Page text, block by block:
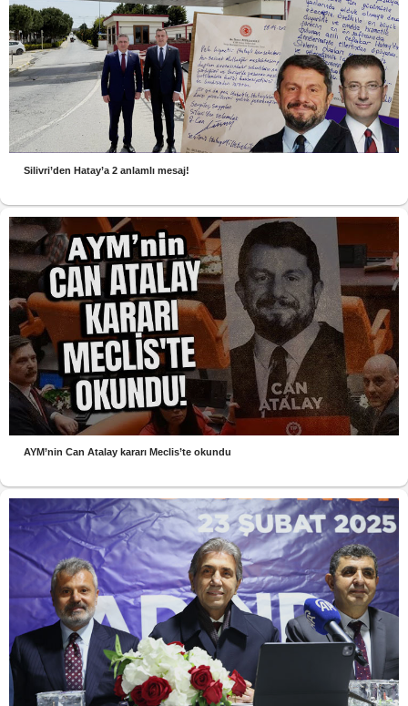
Silivri’den Hatay’a 2 anlamlı mesaj!
AYM’nin Can Atalay kararı Meclis’te okundu